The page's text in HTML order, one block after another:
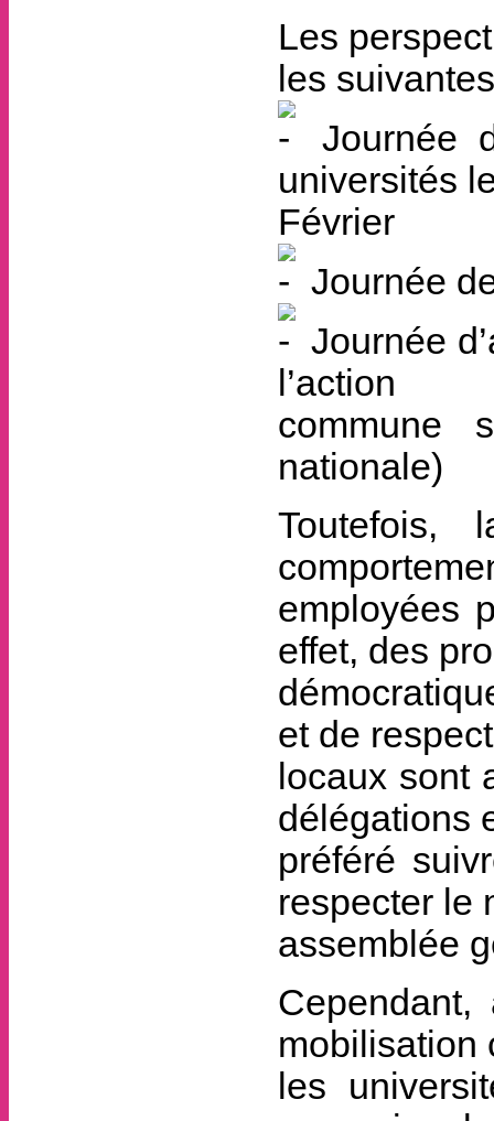
Les
les
Journée
universités
Février
Journée
Journée
l’action
commune
nationale)
Toutefois,
employées
effet, des
et de
locaux sont
délégations
préféré
respecter le
assemblée
mobilisation
les